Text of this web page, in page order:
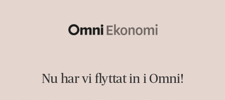
Nu har vi flyttat in i Omni!